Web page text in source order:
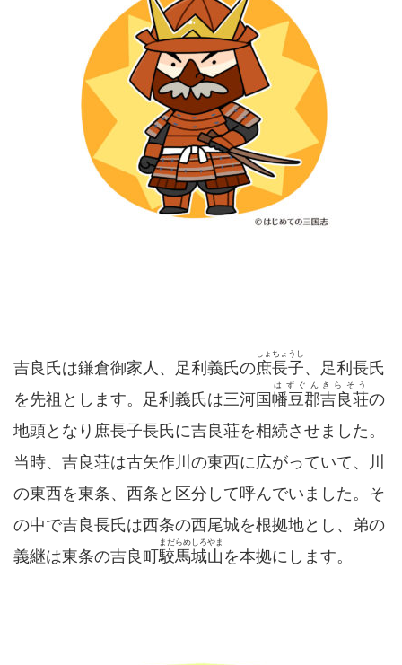
吉良氏は鎌倉御家人、足利義氏の庶長子
しょちょうし
、足利長氏
を先祖とします。足利義氏は三河国幡豆郡吉良荘
はずぐんきらそう
の
地頭となり庶長子長氏に吉良荘を相続させました。
当時、吉良荘は古矢作川の東西に広がっていて、川
の東西を東条、西条と区分して呼んでいました。そ
の中で吉良長氏は西条の西尾城を根拠地とし、弟の
義継は東条の吉良町駮馬城山
まだらめしろやま
を本拠にします。